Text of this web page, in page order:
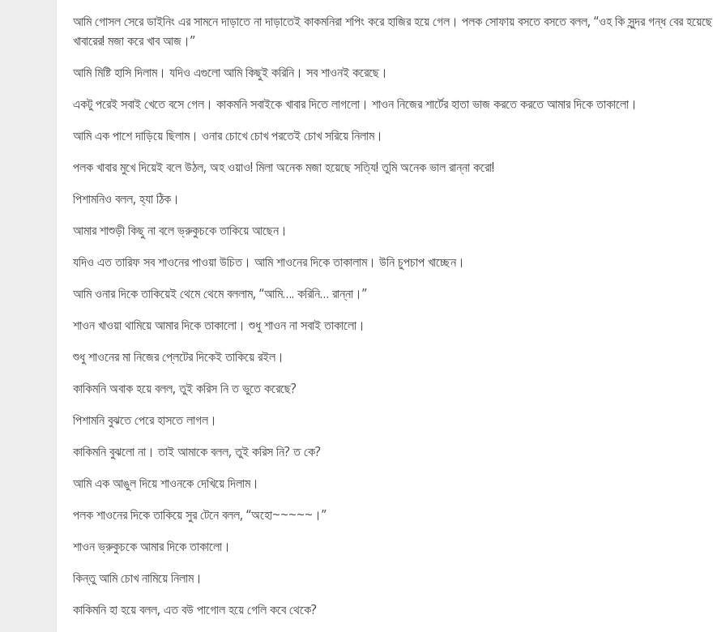
আমি গোসল সেরে ডাইনিং এর সামনে দাড়াতে না দাড়াতেই কাকমনিরা শপিং করে হাজির হয়ে গেল। পলক সোফায় বসতে বসতে বলল, “ওহ কি সুন্দর গন্ধ বের হয়েছে
খাবারের! মজা করে খাব আজ।”
আমি মিষ্টি হাসি দিলাম। যদিও এগুলো আমি কিছুই করিনি। সব শাওনই করেছে।
একটু পরেই সবাই খেতে বসে গেল। কাকমনি সবাইকে খাবার দিতে লাগলো। শাওন নিজের শার্টের হাতা ভাজ করতে করতে আমার দিকে তাকালো।
আমি এক পাশে দাড়িয়ে ছিলাম। ওনার চোখে চোখ পরতেই চোখ সরিয়ে নিলাম।
পলক খাবার মুখে দিয়েই বলে উঠল, অহ ওয়াও! মিলা অনেক মজা হয়েছে সত্যি! তুমি অনেক ভাল রান্না করো!
পিশামনিও বলল, হ্যা ঠিক।
আমার শাশুড়ী কিছু না বলে ভ্রুকুচকে তাকিয়ে আছেন।
যদিও এত তারিফ সব শাওনের পাওয়া উচিত। আমি শাওনের দিকে তাকালাম। উনি চুপচাপ খাচ্ছেন।
আমি ওনার দিকে তাকিয়েই থেমে থেমে বললাম, “আমি…. করিনি… রান্না।”
শাওন খাওয়া থামিয়ে আমার দিকে তাকালো। শুধু শাওন না সবাই তাকালো।
শুধু শাওনের মা নিজের প্লেটের দিকেই তাকিয়ে রইল।
কাকিমনি অবাক হয়ে বলল, তুই করিস নি ত ভুতে করেছে?
পিশামনি বুঝতে পেরে হাসতে লাগল।
কাকিমনি বুঝলো না। তাই আমাকে বলল, তুই করিস নি? ত কে?
আমি এক আঙুল দিয়ে শাওনকে দেখিয়ে দিলাম।
পলক শাওনের দিকে তাকিয়ে সুর টেনে বলল, “অহো~~~~~।”
শাওন ভ্রুকুচকে আমার দিকে তাকালো।
কিন্তু আমি চোখ নামিয়ে নিলাম।
কাকিমনি হা হয়ে বলল, এত বউ পাগোল হয়ে গেলি কবে থেকে?